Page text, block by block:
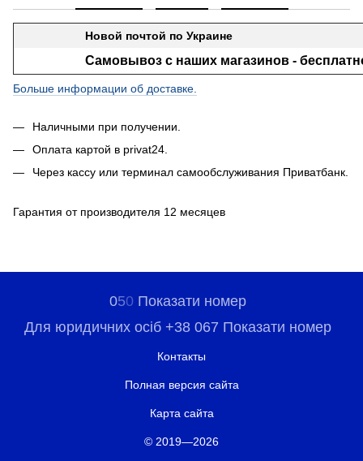
Новой почтой по Украине
Самовывоз с наших магазинов -
Больше информации об доставке.
Наличными при получении.
Оплата картой в privat24.
Через кассу или терминал самообслуживания Приватбанк.
Гарантия от производителя 12 месяцев
050 Показати номер
Для юридичних осіб +38 067 Показати номер
Контакты
Полная версия сайта
Карта сайта
© 2019—2026